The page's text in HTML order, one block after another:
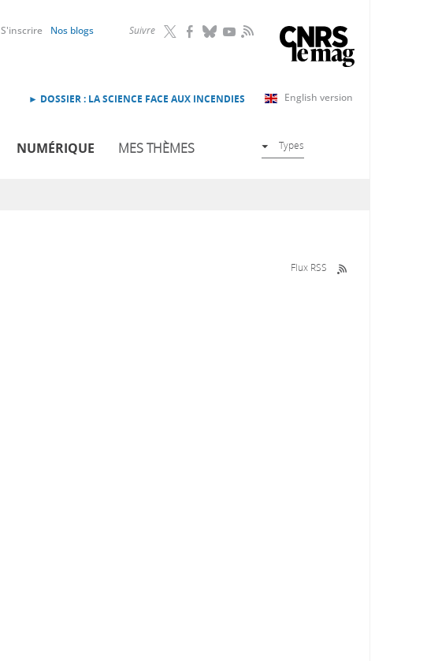
Suivre RSS
S'inscrire Nos blogs
English version
► DOSSIER : LA SCIENCE FACE AUX INCENDIES
NUMÉRIQUE MES THÈMES Types
Flux RSS